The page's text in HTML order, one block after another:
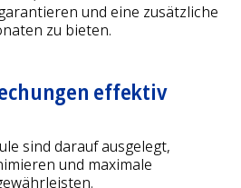
und eine zusätzliche
zu bieten.
effektiv
sind darauf ausgelegt,
und maximale